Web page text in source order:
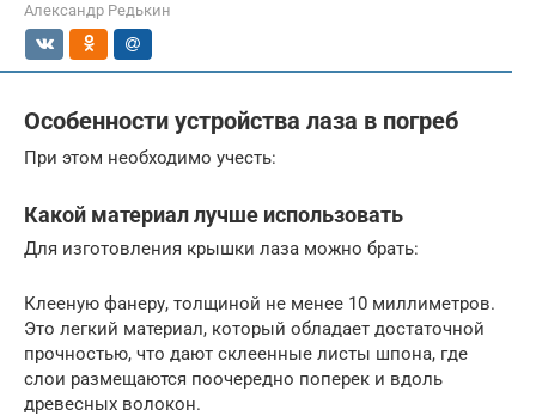
Александр Редькин
Особенности устройства лаза в погреб
При этом необходимо учесть:
Какой материал лучше использовать
Для изготовления крышки лаза можно брать:
Клееную фанеру, толщиной не менее 10 миллиметров.
Это легкий материал, который обладает достаточной
прочностью, что дают склеенные листы шпона, где
слои размещаются поочередно поперек и вдоль
древесных волокон.